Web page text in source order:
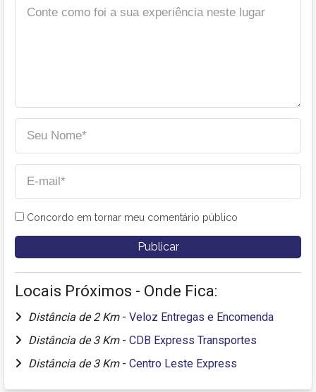
Concordo em tornar meu comentário público
Locais Próximos - Onde Fica:
Distância de 2 Km - Veloz Entregas e Encomenda
Distância de 3 Km - CDB Express Transportes
Distância de 3 Km - Centro Leste Express